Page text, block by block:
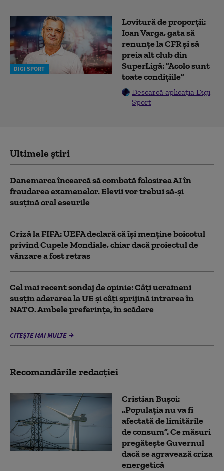
DIGI SPORT
Lovitură de proporții:
Ioan Varga, gata să
renunțe la CFR și să
preia alt club din
SuperLigă: ”Acolo sunt
toate condițiile”
Descarcă aplicația Digi
Sport
Ultimele știri
Danemarca încearcă să combată folosirea AI în
fraudarea examenelor. Elevii vor trebui să-şi
susţină oral eseurile
Criză la FIFA: UEFA declară că îşi menţine boicotul
privind Cupele Mondiale, chiar dacă proiectul de
vânzare a fost retras
Cel mai recent sondaj de opinie: Câți ucraineni
susțin aderarea la UE și câți sprijină intrarea în
NATO. Ambele preferințe, în scădere
CITEȘTE MAI MULTE
Recomandările redacţiei
Cristian Bușoi:
„Populația nu va fi
afectată de limitările
de consum”. Ce măsuri
pregătește Guvernul
dacă se agravează criza
energetică